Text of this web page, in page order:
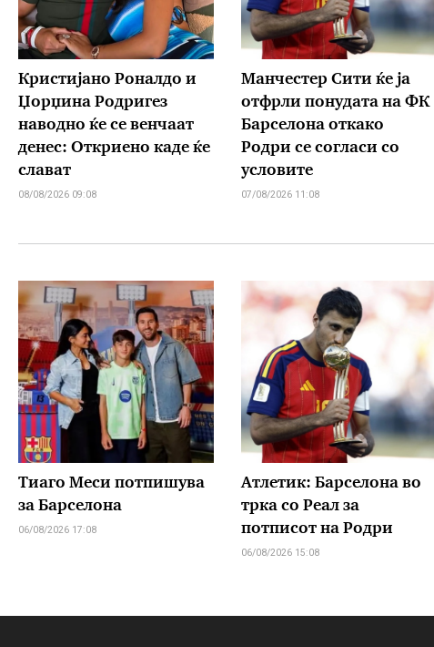
Кристијано Роналдо и
Џорџина Родригез
наводно ќе се венчаат
денес: Откриено каде ќе
слават
08/08/2026 09:08
Манчестер Сити ќе ја
отфрли понудата на ФК
Барселона откако
Родри се согласи со
условите
07/08/2026 11:08
Тиаго Меси потпишува
за Барселона
06/08/2026 17:08
Атлетик: Барселона во
трка со Реал за
потписот на Родри
06/08/2026 15:08